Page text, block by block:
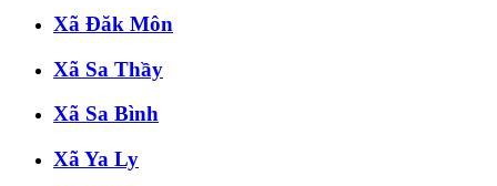
Xã Đăk Môn
Xã Sa Thầy
Xã Sa Bình
Xã Ya Ly